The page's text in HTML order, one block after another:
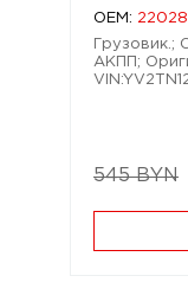
OEM:
Грузовик.;
АКПП;
545 BYN